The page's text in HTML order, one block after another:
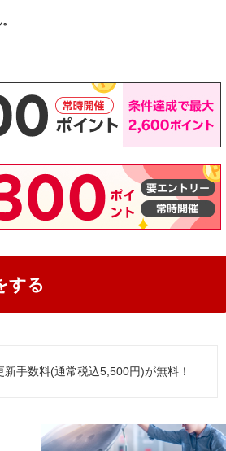
する
手数料(通常税込5,500円)が無料！